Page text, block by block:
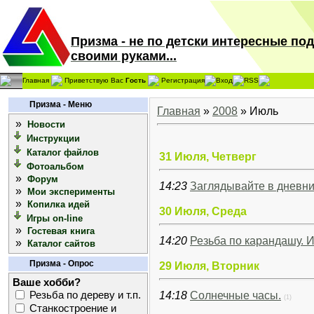
Призма - не по детски интересные
своими руками...
Главная Приветствую Вас Гость Регистрация Вход RSS
Призма - Меню
»
Новости
Инструкции
Каталог файлов
Фотоальбом
» Форум
» Мои эксперименты
»
Копилка идей
Игры on-line
» Гостевая книга
» Каталог сайтов
Призма - Опрос
Ваше хобби?
Резьба по дереву и т.п.
Станкостроение и
Главная » 2008 » Июль
31 Июля, Четверг
14:23 Заглядывайте в
30 Июля, Среда
14:20 Резьба по карандашу.
29 Июля, Вторник
14:18 Солнечные часы. (1)